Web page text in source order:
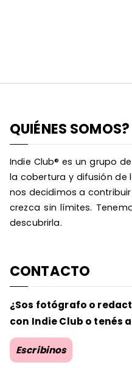
QUIÉNES SOMOS?
Indie Club® es un grupo
la cobertura y difusión de
nos decidimos a
crezca sin límites.
descubrirla.
CONTACTO
¿Sos fotógrafo o
con Indie Club o tenés
Escribinos